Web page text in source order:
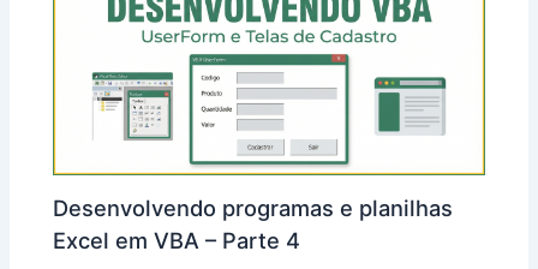
Desenvolvendo programas e planilhas
Excel em VBA – Parte 4